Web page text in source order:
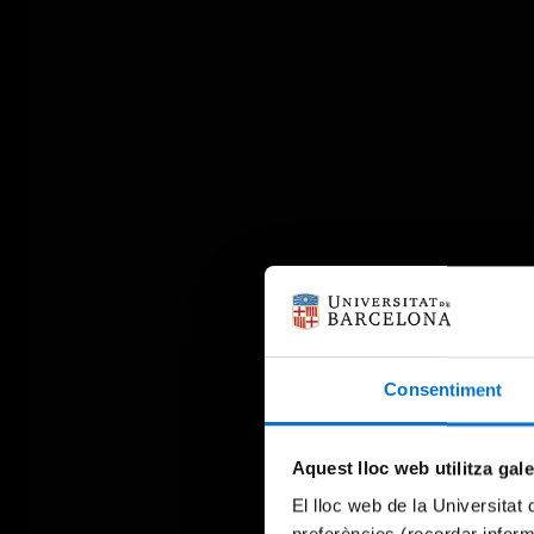
Consentiment
Aquest lloc web utilitza
El lloc web de la Universitat